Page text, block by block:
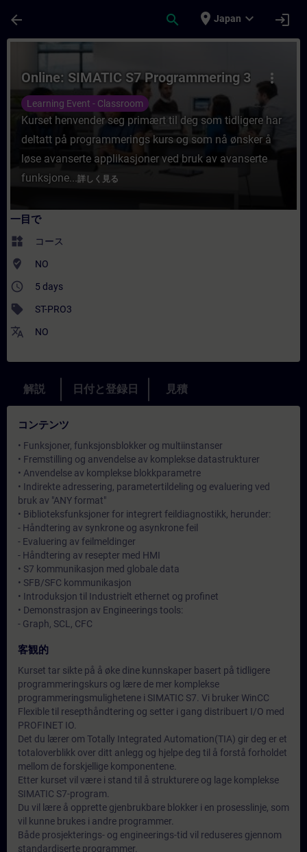
arrow_back search place Japan expand_more login
コース - Online: SIMATIC S7
more_vert
Online: SIMATIC S7 Programmering 3
Learning Event - Classroom
Kurset henvender seg primært til deg som tidligere har
deltatt på programmerings kurs og som nå ønsker å
løse avanserte applikasjoner ved bruk av avanserte
funksjone...詳しく見る
一目で
widgets コース
where_to_vote NO
access_time 5 days
sell ST-PRO3
translate NO
解説 日付と登録日 見積
コンテンツ
• Funksjoner, funksjonsblokker og multiinstanser
• Fremstilling og anvendelse av komplekse datastrukturer
• Anvendelse av komplekse blokkparametre
• Indirekte adressering, parametertildeling og evaluering ved
bruk av "ANY format"
• Biblioteksfunksjoner for integrert feildiagnostikk, herunder:
- Håndtering av synkrone og asynkrone feil
- Evaluering av feilmeldinger
- Håndtering av resepter med HMI
• S7 kommunikasjon med globale data
• SFB/SFC kommunikasjon
• Introduksjon til Industrielt ethernet og profinet
• Demonstrasjon av Engineerings tools:
- Graph, SCL, CFC
客観的
Kurset tar sikte på å øke dine kunnskaper basert på tidligere
programmeringskurs og lære de mer komplekse
programmeringsmulighetene i SIMATIC S7. Vi bruker WinCC
Flexible til resepthåndtering og setter i gang distribuert I/O med
PROFINET IO.
Det du lærer om Totally Integrated Automation(TIA) gir deg er et
totaloverblikk over ditt anlegg og hjelpe deg til å forstå forholdet
mellom de forskjellige komponentene.
Etter kurset vil være i stand til å strukturere og lage komplekse
SIMATIC S7-program.
Du vil lære å opprette gjenbrukbare blokker i en prosesslinje, som
vil kunne brukes i andre programmer.
Både prosjekterings- og engineerings-tid vil reduseres gjennom
standardiserte programmer.